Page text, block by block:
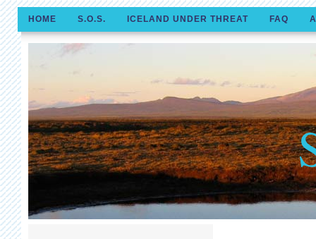
HOME S.O.S. ICELAND UNDER THREAT FAQ